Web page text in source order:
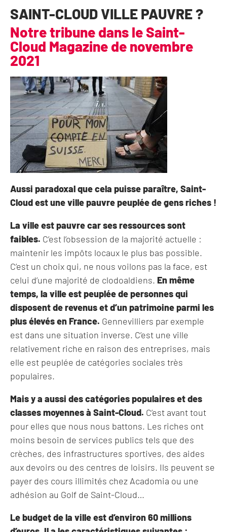
SAINT-CLOUD VILLE PAUVRE ?
Notre tribune dans le Saint-
Cloud Magazine de novembre
2021
Aussi paradoxal que cela puisse paraître, Saint-
Cloud est une ville pauvre peuplée de gens riches !
La ville est pauvre car ses ressources sont
faibles. C’est l’obsession de la majorité actuelle :
maintenir les impôts locaux le plus bas possible.
C’est un choix qui, ne nous voilons pas la face, est
celui d’une majorité de clodoaldiens. En même
temps, la ville est peuplée de personnes qui
disposent de revenus et d’un patrimoine parmi les
plus élevés en France. Gennevilliers par exemple
est dans une situation inverse. C’est une ville
relativement riche en raison des entreprises, mais
elle est peuplée de catégories sociales très
populaires.
Mais y a aussi des catégories populaires et des
classes moyennes à Saint-Cloud. C’est avant tout
pour elles que nous nous battons. Les riches ont
moins besoin de services publics tels que des
crèches, des infrastructures sportives, des aides
aux devoirs ou des centres de loisirs. Ils peuvent se
payer des cours illimités chez Acadomia ou une
adhésion au Golf de Saint-Cloud…
Le budget de la ville est d’environ 60 millions